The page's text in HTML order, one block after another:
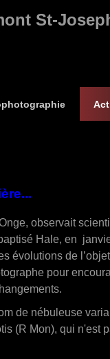
St-
observait
Hale, en
évolutions de
pour
de nébuleuse
(R Mon), qui n'est